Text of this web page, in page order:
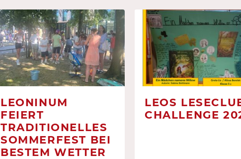
LEONINUM
FEIERT
TRADITIONELLES
SOMMERFEST BEI
BESTEM WETTER
LEOS
CHALLENGE